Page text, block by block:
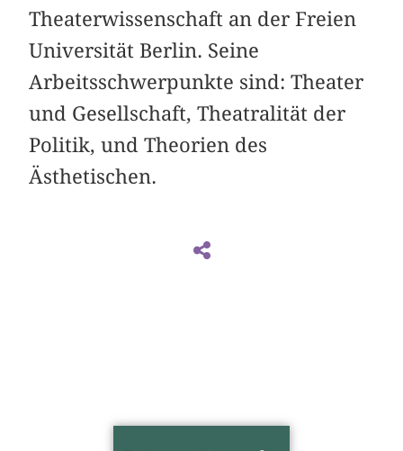
Theaterwissenschaft an der Freien
Universität Berlin. Seine
Arbeitsschwerpunkte sind: Theater
und Gesellschaft, Theatralität der
Politik, und Theorien des
Ästhetischen.